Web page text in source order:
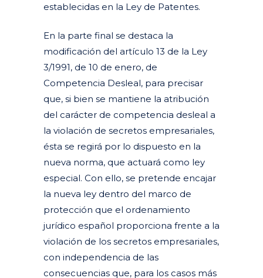
establecidas en la Ley de Patentes.
En la parte final se destaca la
modificación del artículo 13 de la Ley
3/1991, de 10 de enero, de
Competencia Desleal, para precisar
que, si bien se mantiene la atribución
del carácter de competencia desleal a
la violación de secretos empresariales,
ésta se regirá por lo dispuesto en la
nueva norma, que actuará como ley
especial. Con ello, se pretende encajar
la nueva ley dentro del marco de
protección que el ordenamiento
jurídico español proporciona frente a la
violación de los secretos empresariales,
con independencia de las
consecuencias que, para los casos más